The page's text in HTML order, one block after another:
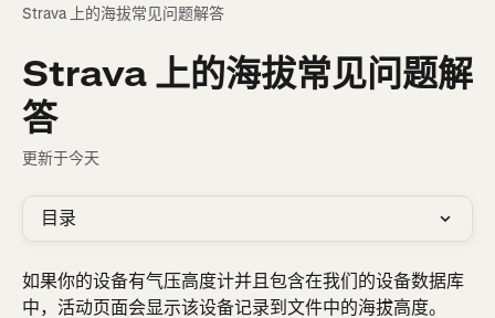
Strava 上的海拔常见问题解答
Strava 上的海拔常见问题解
答
更新于今天
目录
如果你的设备有气压高度计并且包含在我们的设备数据库
中，活动页面会显示该设备记录到文件中的海拔高度。